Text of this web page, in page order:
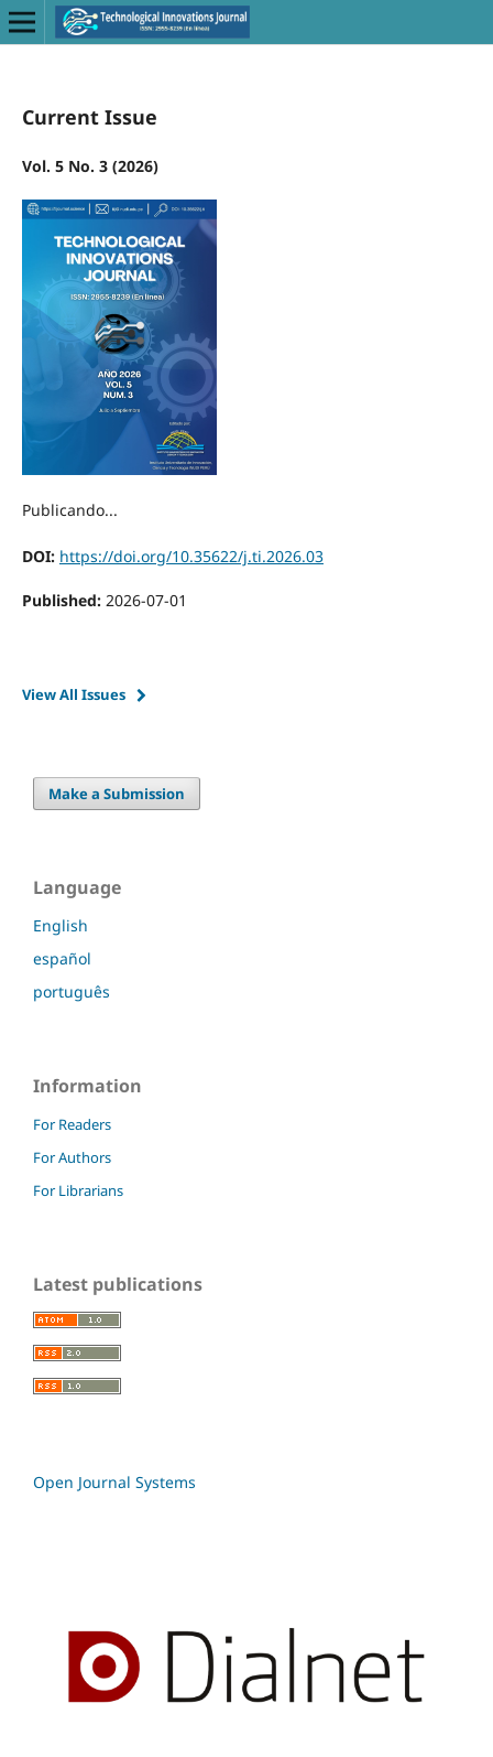
Current Issue
Vol. 5 No. 3 (2026)
Publicando...
DOI: https://doi.org/10.35622/j.ti.2026.03
Published: 2026-07-01
View All Issues
Make a Submission
Language
English
español
português
Information
For Readers
For Authors
For Librarians
Latest publications
Open Journal Systems